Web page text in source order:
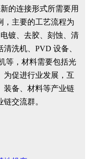
的连接形式所需要用
，主要的工艺流程为
镀、去胶、刻蚀、清
洗机、PVD 设备、
等，材料需要包括光
为促进行业发展，互
装备、材料等产业链
链交流群。